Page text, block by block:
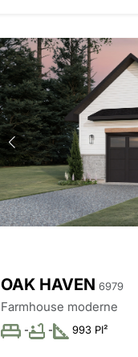
OAK HAVEN 6979
Farmhouse moderne
- - 993 PI²